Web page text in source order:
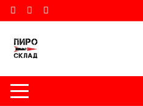
Перейти
к
содержимому